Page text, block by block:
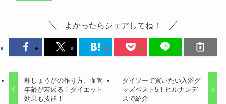
よかったらシェアしてね！
酢しょうがの作り方。血管
年齢が若返る！ダイエット
効果も抜群！
ダイソーで買いたい入浴グ
ッズベスト5！ヒルナンデ
スで紹介